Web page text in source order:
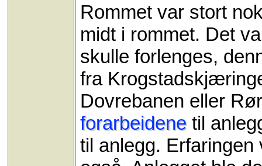
Rommet var stort
midt i rommet. Det
skulle forlenges,
fra
Dovrebanen eller
forarbeidenetil
til anlegg.